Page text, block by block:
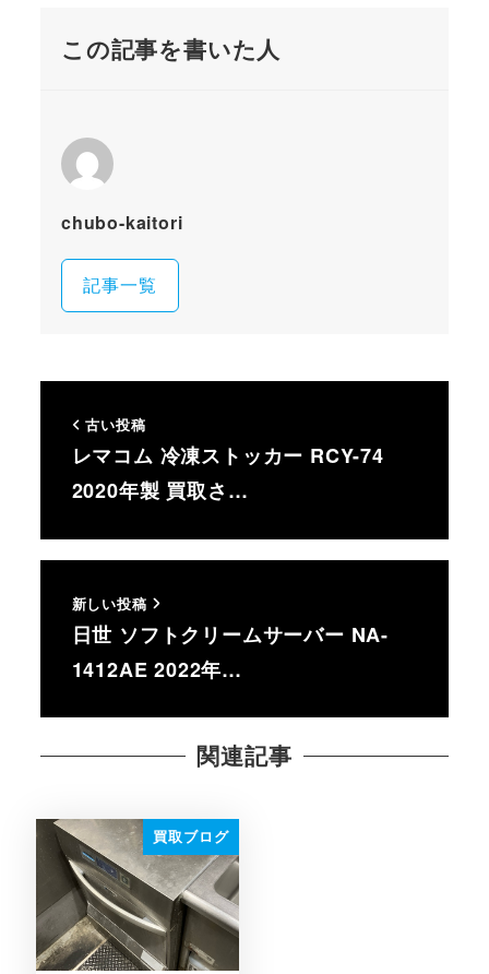
この記事を書いた人
chubo-kaitori
記事一覧
古い投稿
レマコム 冷凍ストッカー RCY-74
2020年製 買取さ…
新しい投稿
日世 ソフトクリームサーバー NA-
1412AE 2022年…
関連記事
買取ブログ